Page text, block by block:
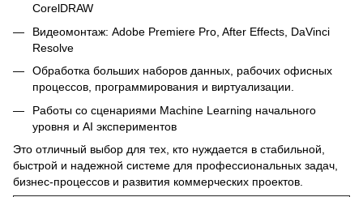
CorelDRAW
Видеомонтаж: Adobe Premiere Pro, After Effects, DaVinci
Resolve
Обработка больших наборов данных, рабочих офисных
процессов, программирования и виртуализации.
Работы со сценариями Machine Learning начального
уровня и AI экспериментов
Это отличный выбор для тех, кто нуждается в стабильной,
быстрой и надежной системе для профессиональных задач,
бизнес-процессов и развития коммерческих проектов.